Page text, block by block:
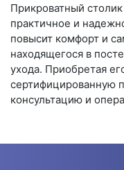
Прикроватный
практичное и
повысит комфорт и
находящегося в
ухода. Приобретая
сертифицированную
консультацию и